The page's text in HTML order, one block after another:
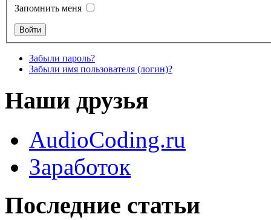
Запомнить меня
Забыли пароль?
Забыли имя пользователя (логин)?
Наши друзья
AudioCoding.ru
Заработок
Последние статьи